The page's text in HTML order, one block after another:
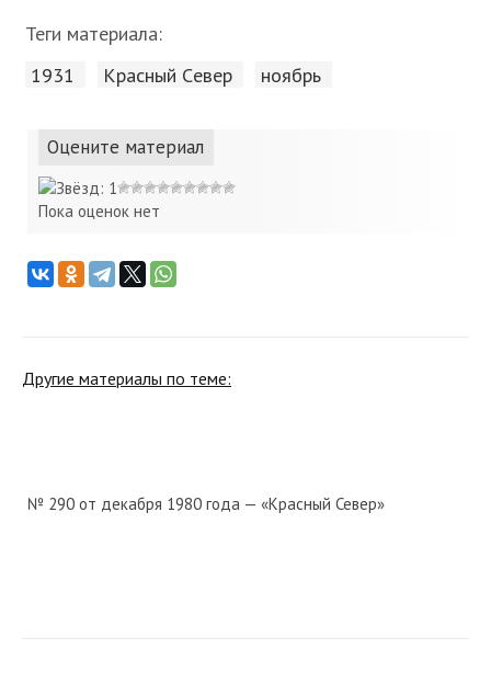
Теги материала:
1931 Красный Cевер ноябрь
Оцените материал
Пока оценок нет
Другие материалы по теме:
№ 290 от декабря 1980 года — «Красный Север»